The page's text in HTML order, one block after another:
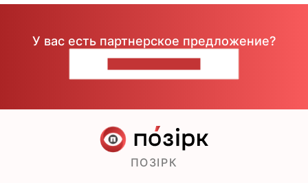
У вас есть партнерское предложение?
ПОЗІРК